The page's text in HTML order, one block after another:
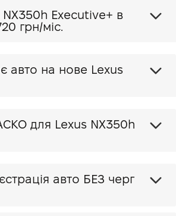
в
грн/міс.
на нове Lexus
Ваш пакет КАСКО для Lexus NX350h
авто БЕЗ черг